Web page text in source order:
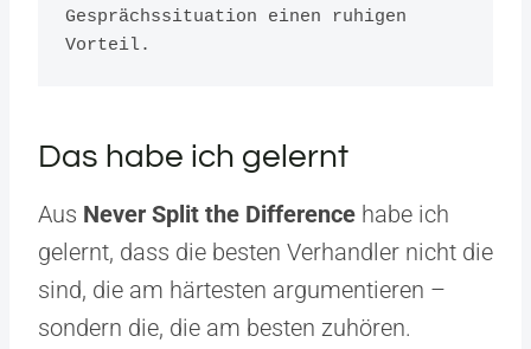
Gesprächssituation einen ruhigen
Vorteil.
Das habe ich gelernt
Aus Never Split the Difference habe ich
gelernt, dass die besten Verhandler nicht die
sind, die am härtesten argumentieren –
sondern die, die am besten zuhören.